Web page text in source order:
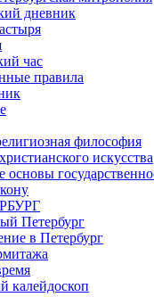
дневник
час
правила
философия
искусства
основы
Петербург
в Петербург
калейдоскоп